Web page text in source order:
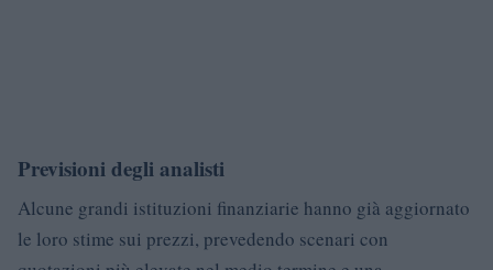
Previsioni degli analisti
Alcune grandi istituzioni finanziarie hanno già aggiornato
le loro stime sui prezzi, prevedendo scenari con